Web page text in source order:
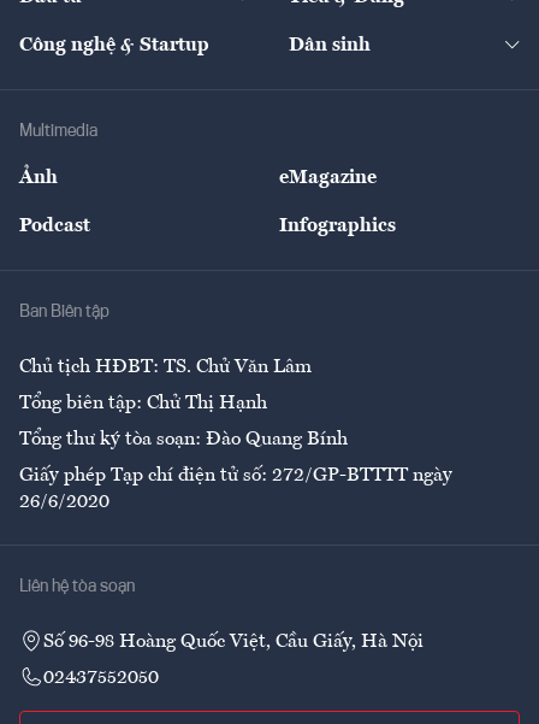
Tư vấn
Thị trường
Nông sản
Giải trí
Công nghệ & Startup Dân sinh
Multimedia
Ảnh eMagazine
Podcast Infographics
Ban Biên tập
Chủ tịch HĐBT: TS. Chử Văn Lâm
Tổng biên tập: Chử Thị Hạnh
Tổng thư ký tòa soạn: Đào Quang Bính
Giấy phép Tạp chí điện tử số: 272/GP-BTTTT ngày
26/6/2020
Liên hệ tòa soạn
Số 96-98 Hoàng Quốc Việt, Cầu Giấy, Hà Nội
02437552050